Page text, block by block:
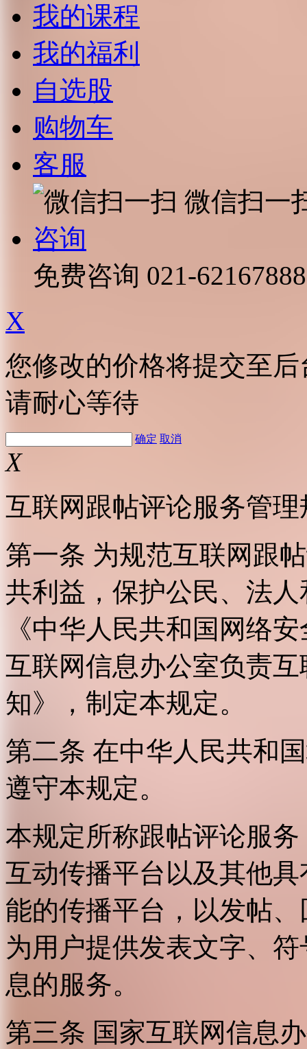
我的课程
我的福利
自选股
购物车
客服
微信扫一
咨询
免费咨询 021-62167888
X
您修改的价格将提交至
请耐心等待
确定 取消
X
互联网跟帖评论服务管理
第一条 为规范互联网跟
共利益，保护公民、法
《中华人民共和国网络
互联网信息办公室负责
知》，制定本规定。
第二条 在中华人民共和
遵守本规定。
本规定所称跟帖评论服
互动传播平台以及其他
能的传播平台，以发帖
为用户提供发表文字、
息的服务。
第三条 国家互联网信息